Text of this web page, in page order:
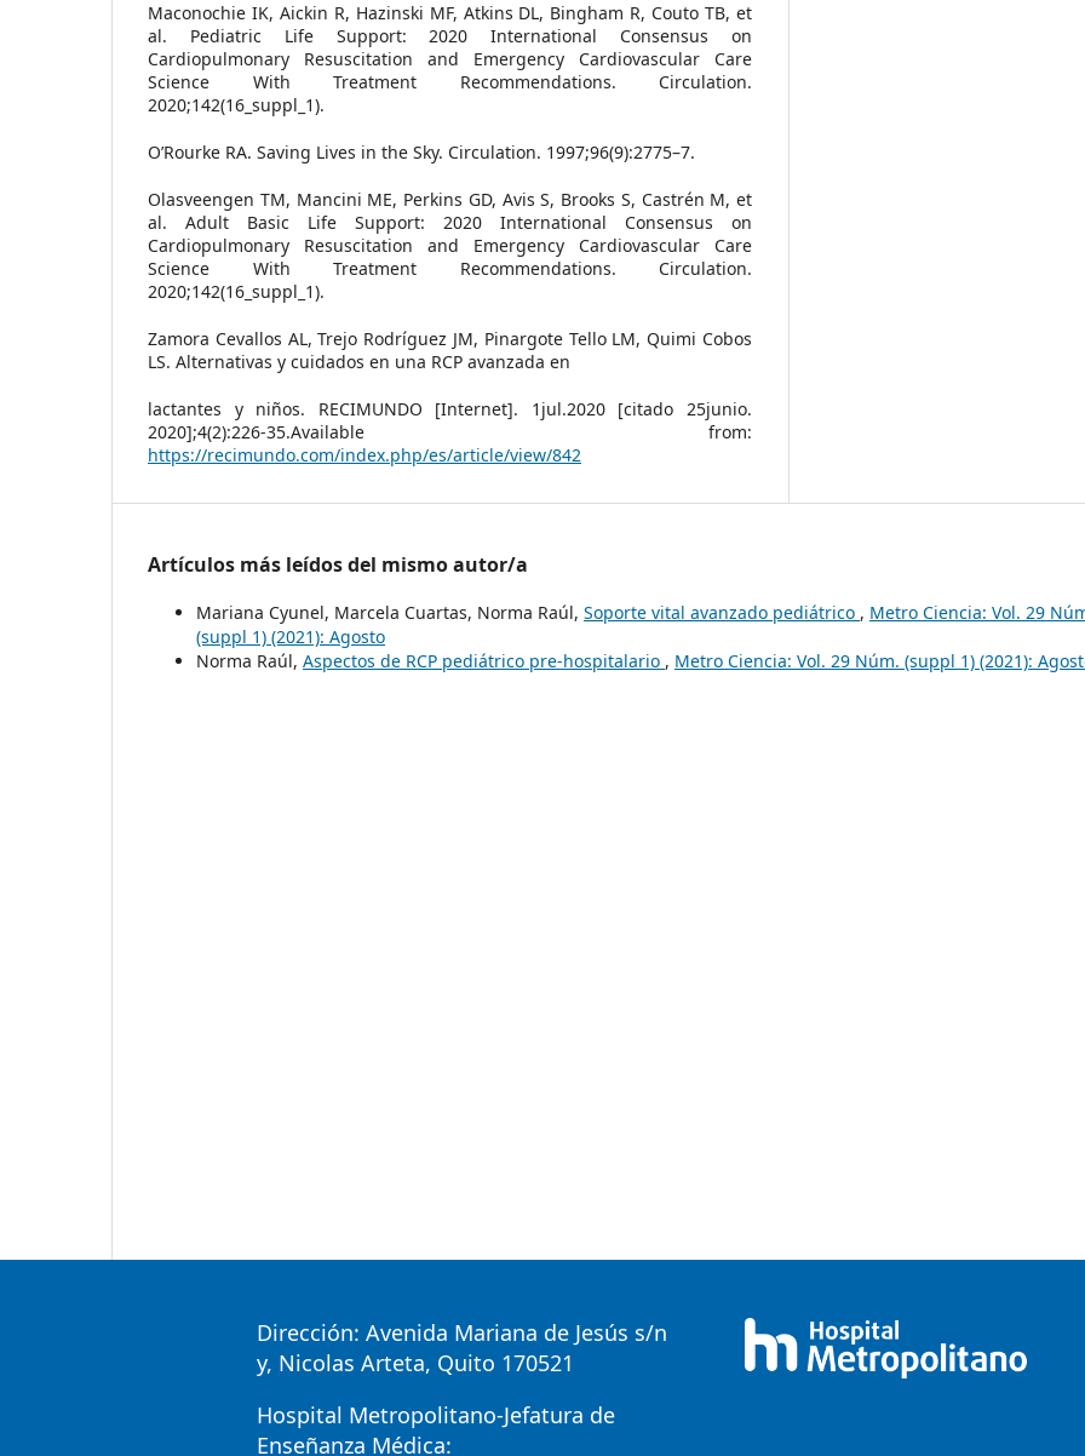
Maconochie IK, Aickin R, Hazinski MF, Atkins DL, Bingham R, Couto TB, et
al. Pediatric Life Support: 2020 International Consensus on
Cardiopulmonary Resuscitation and Emergency Cardiovascular Care
Science With Treatment Recommendations. Circulation.
2020;142(16_suppl_1).
O’Rourke RA. Saving Lives in the Sky. Circulation. 1997;96(9):2775–7.
Olasveengen TM, Mancini ME, Perkins GD, Avis S, Brooks S, Castrén M, et
al. Adult Basic Life Support: 2020 International Consensus on
Cardiopulmonary Resuscitation and Emergency Cardiovascular Care
Science With Treatment Recommendations. Circulation.
2020;142(16_suppl_1).
Zamora Cevallos AL, Trejo Rodríguez JM, Pinargote Tello LM, Quimi Cobos
LS. Alternativas y cuidados en una RCP avanzada en
lactantes y niños. RECIMUNDO [Internet]. 1jul.2020 [citado 25junio.
2020];4(2):226-35.Available from:
https://recimundo.com/index.php/es/article/view/842
Artículos más leídos del mismo autor/a
Mariana Cyunel, Marcela Cuartas, Norma Raúl, Soporte vital avanzado pediátrico , Metro Ciencia: Vol. 29
(suppl 1) (2021): Agosto
Norma Raúl, Aspectos de RCP pediátrico pre-hospitalario , Metro Ciencia: Vol. 29 Núm. (suppl 1) (2021):
Dirección: Avenida Mariana de Jesús s/n
y, Nicolas Arteta, Quito 170521
Hospital Metropolitano-Jefatura de
Enseñanza Médica: